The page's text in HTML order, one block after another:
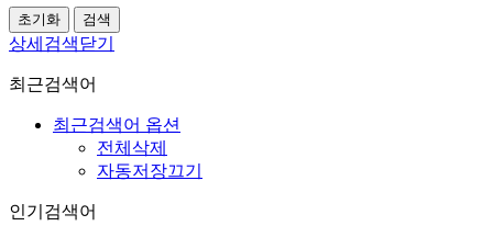
상세검색닫기
최근검색어
최근검색어 옵션
전체삭제
자동저장끄기
인기검색어